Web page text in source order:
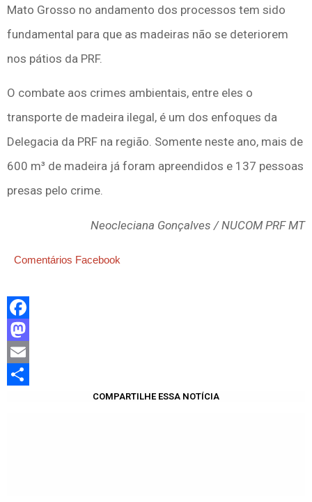
Mato Grosso no andamento dos processos tem sido
fundamental para que as madeiras não se deteriorem
nos pátios da PRF.
O combate aos crimes ambientais, entre eles o
transporte de madeira ilegal, é um dos enfoques da
Delegacia da PRF na região. Somente neste ano, mais de
600 m³ de madeira já foram apreendidos e 137 pessoas
presas pelo crime.
Neocleciana Gonçalves / NUCOM PRF MT
Comentários Facebook
Facebook
Mastodon
Email
COMPARTILHE ESSA NOTÍCIA